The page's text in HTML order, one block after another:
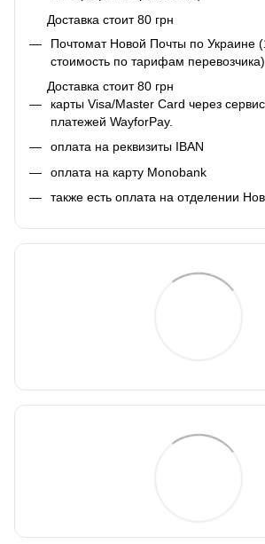
Доставка стоит 80 грн
Почтомат Новой Почты по Украине
стоимость по тарифам перевозчика)
Доставка стоит 80 грн
карты Visa/Master Card через
платежей WayforPay.
оплата на реквизиты IBAN
оплата на карту Monobank
также есть оплата на отделении